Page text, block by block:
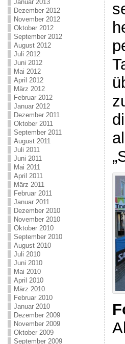
Januar 2013
Dezember 2012
November 2012
Oktober 2012
September 2012
August 2012
Juli 2012
Juni 2012
Mai 2012
April 2012
März 2012
Februar 2012
Januar 2012
Dezember 2011
Oktober 2011
September 2011
August 2011
Juli 2011
Juni 2011
Mai 2011
April 2011
März 2011
Februar 2011
Januar 2011
Dezember 2010
November 2010
Oktober 2010
September 2010
August 2010
Juli 2010
Juni 2010
Mai 2010
April 2010
März 2010
Februar 2010
Januar 2010
Dezember 2009
November 2009
Oktober 2009
September 2009